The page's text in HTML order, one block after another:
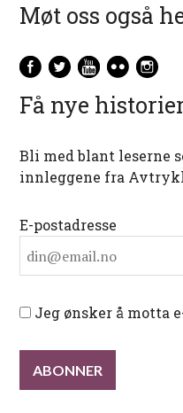
Møt oss også
Få nye
Bli med blant leserne
innleggene fra
E-postadresse
Jeg ønsker å motta